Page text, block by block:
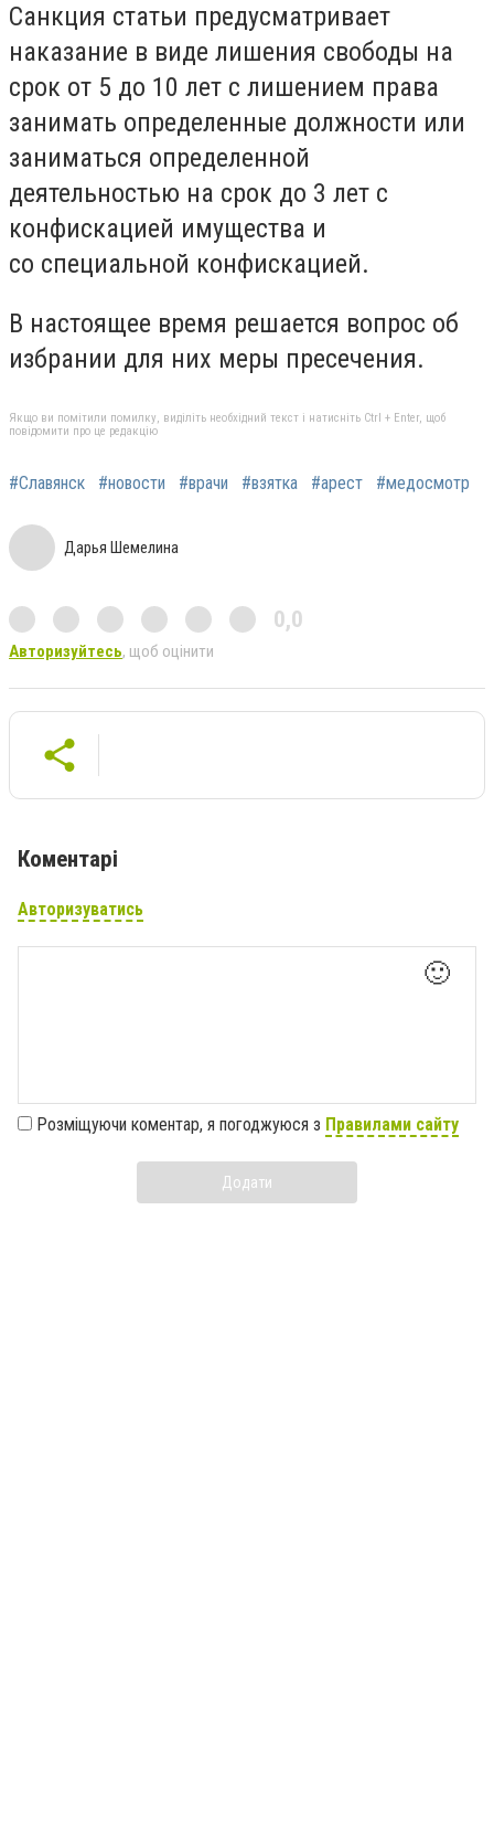
Санкция статьи предусматривает
наказание в виде лишения свободы на
срок от 5 до 10 лет с лишением права
занимать определенные должности или
заниматься определенной
деятельностью на срок до 3 лет с
конфискацией имущества и
со специальной конфискацией.
В настоящее время решается вопрос об
избрании для них меры пресечения.
Якщо ви помітили помилку, виділіть необхідний текст і натисніть Ctrl + Enter, щоб
повідомити про це редакцію
#Славянск #новости #врачи #взятка #арест #медосмотр
Дарья Шемелина
0,0
Авторизуйтесь, щоб оцінити
Коментарі
Авторизуватись
🙂
Розміщуючи коментар, я погоджуюся з Правилами сайту
Додати